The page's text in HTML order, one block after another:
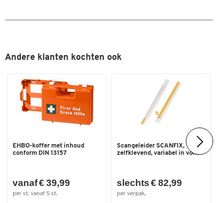
Andere klanten kochten ook
EHBO-koffer met inhoud
conform DIN 13157
vanaf € 39,99
per st. vanaf 5 st.
Scangeleider SCANFIX,
zelfklevend, variabel in vor...
slechts € 82,99
per verpak.
Dubbelklik om in te zoomen